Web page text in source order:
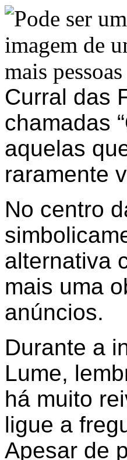
Curral das
chamadas
aquelas
raramente
No centro
alternativa
mais uma
anúncios.
Durante a
Lume,
há muito
ligue a
Apesar de